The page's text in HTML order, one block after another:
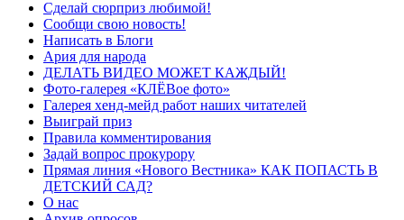
Сделай сюрприз любимой!
Сообщи свою новость!
Написать в Блоги
Ария для народа
ДЕЛАТЬ ВИДЕО МОЖЕТ КАЖДЫЙ!
Фото-галерея «КЛЁВое фото»
Галерея хенд-мейд работ наших читателей
Выиграй приз
Правила комментирования
Задай вопрос прокурору
Прямая линия «Нового Вестника» КАК ПОПАСТЬ В
ДЕТСКИЙ САД?
О нас